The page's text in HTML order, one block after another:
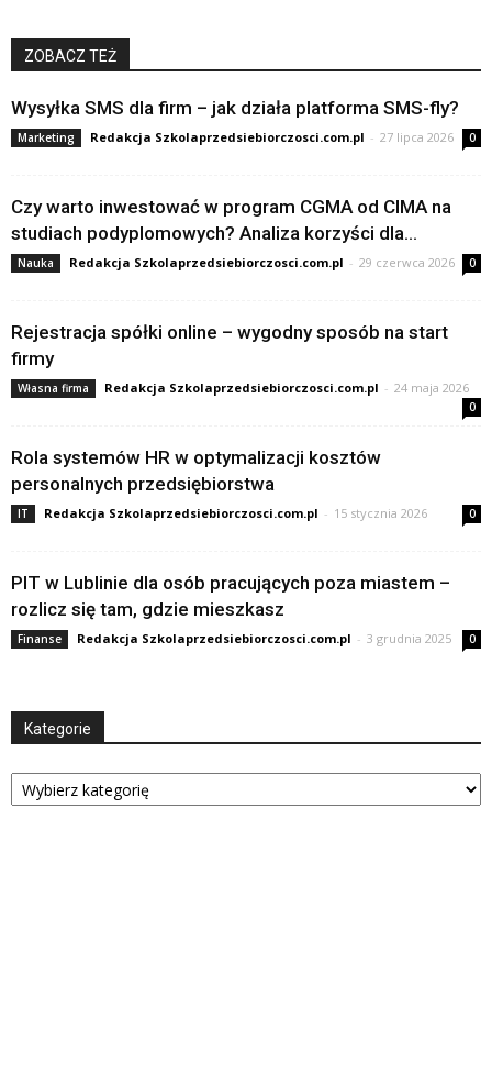
ZOBACZ TEŻ
Wysyłka SMS dla firm – jak działa platforma SMS-fly?
Marketing Redakcja Szkolaprzedsiebiorczosci.com.pl - 27 lipca 2026 0
Czy warto inwestować w program CGMA od CIMA na
studiach podyplomowych? Analiza korzyści dla...
Nauka Redakcja Szkolaprzedsiebiorczosci.com.pl - 29 czerwca 2026 0
Rejestracja spółki online – wygodny sposób na start
firmy
Własna firma Redakcja Szkolaprzedsiebiorczosci.com.pl - 24 maja 2026
0
Rola systemów HR w optymalizacji kosztów
personalnych przedsiębiorstwa
IT Redakcja Szkolaprzedsiebiorczosci.com.pl - 15 stycznia 2026 0
PIT w Lublinie dla osób pracujących poza miastem –
rozlicz się tam, gdzie mieszkasz
Finanse Redakcja Szkolaprzedsiebiorczosci.com.pl - 3 grudnia 2025 0
Kategorie
Kategorie